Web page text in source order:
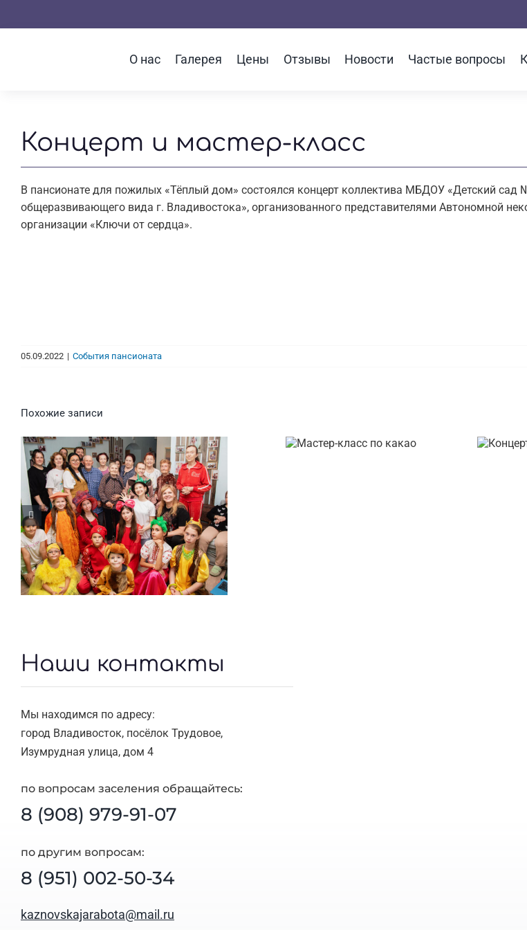
to
О нас Галерея Цены Отзывы Новости Частые вопросы
Концерт и мастер-класс
В пансионате для пожилых «Тёплый дом» состоялся концерт коллектива МБДОУ «Детский сад
общеразвивающего вида г. Владивостока», организованного представителями Автономной
организации «Ключи от сердца».
05.09.2022 | События пансионата
Похожие записи
Волонтеры в Тёплом
Доме
Мастер-класс
по какао
Наши контакты
Мы находимся по адресу:
город Владивосток, посёлок Трудовое,
Изумрудная улица, дом 4
по вопросам заселения обращайтесь:
8 (908) 979-91-07
по другим вопросам:
8 (951) 002-50-34
kaznovskajarabota@mail.ru